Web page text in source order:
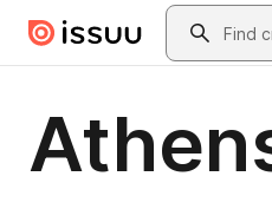
Skip to main contentSearch